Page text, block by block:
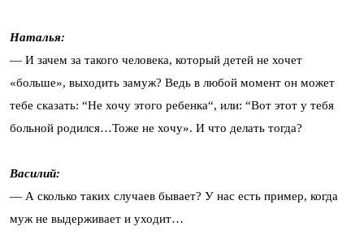
Наталья:
— И зачем за такого человека, который детей не хочет
«больше», выходить замуж? Ведь в любой момент он может
тебе сказать: “Не хочу этого ребенка“, или: “Вот этот у тебя
больной родился…Тоже не хочу». И что делать тогда?
Василий:
— А сколько таких случаев бывает? У нас есть пример, когда
муж не выдерживает и уходит…